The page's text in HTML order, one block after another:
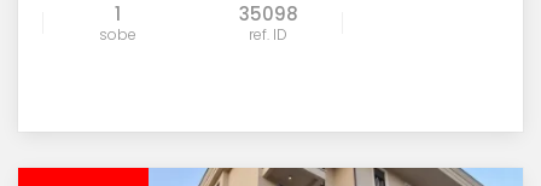
1
sobe
35098
ref. ID